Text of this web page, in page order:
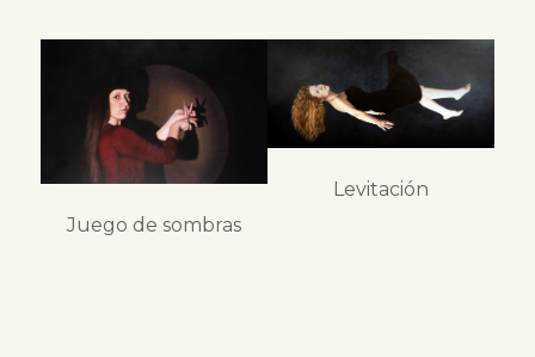
Juego de sombras
Levitación